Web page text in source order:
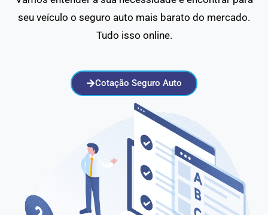
seu veículo o seguro auto mais barato do mercado.
Tudo isso online.
Cotação Seguro Auto